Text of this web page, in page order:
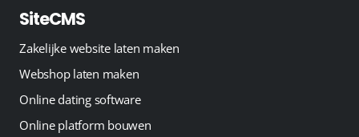
SiteCMS
Zakelijke website laten maken
Webshop laten maken
Online dating software
Online platform bouwen